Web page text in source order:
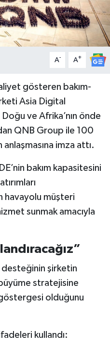
A- A+
gösteren bakım-
Asia Digital
ve Afrika’nın önde
QNB Group ile 100
imza attı.
bakım kapasitesini
havayolu müşteri
sunmak amacıyla
desteğinin şirketin
stratejisine
olduğunu
kullandı: